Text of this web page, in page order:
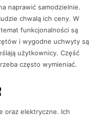
naprawić samodzielnie.
chwalą ich ceny. W
funkcjonalności są
i wygodne uchwyty są
użytkownicy. Część
często wymieniać.
oraz elektryczne. Ich